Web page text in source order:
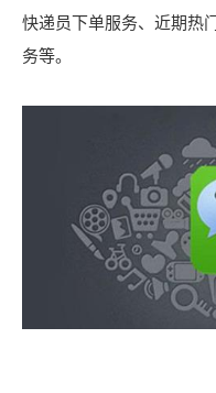
快递员下单服务、近期热
务等。